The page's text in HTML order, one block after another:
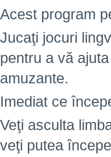
Acest program
Jucaţi jocuri
pentru a vă
amuzante.
Imediat ce
Veţi asculta
veţi putea